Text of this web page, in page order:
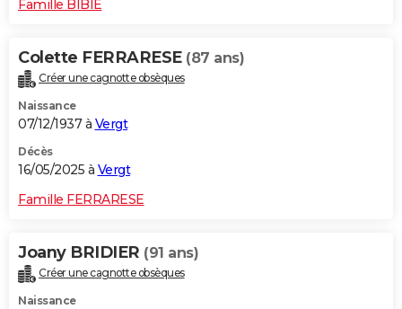
Famille BIBIE
Colette FERRARESE (87 ans)
Créer une cagnotte obsèques
Naissance
07/12/1937 à Vergt
Décès
16/05/2025 à Vergt
Famille FERRARESE
Joany BRIDIER (91 ans)
Créer une cagnotte obsèques
Naissance